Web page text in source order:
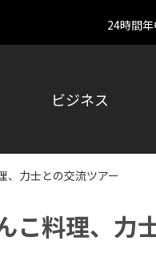
24時間
ビジネス
、力士との交流ツアー
こ料理、力